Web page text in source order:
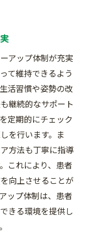
アップ体制が充実
て維持できるよう
活習慣や姿勢の改
継続的なサポート
定期的にチェック
を行います。ま
方法も丁寧に指導
これにより、患者
向上させることが
ップ体制は、患者
きる環境を提供し